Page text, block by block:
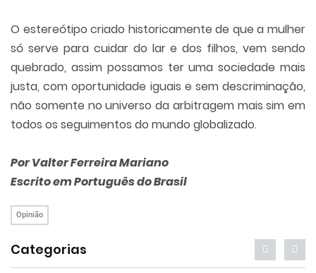
O estereótipo criado historicamente de que a mulher
só serve para cuidar do lar e dos filhos, vem sendo
quebrado, assim possamos ter uma sociedade mais
justa, com oportunidade iguais e sem descriminação,
não somente no universo da arbitragem mais sim em
todos os seguimentos do mundo globalizado.
Por Valter Ferreira Mariano
Escrito em Português do Brasil
Opinião
Categorias